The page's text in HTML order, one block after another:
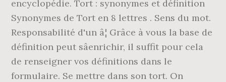
encyclopédie. Tort : synonymes et définition
Synonymes de Tort en 8 lettres . Sens du mot.
Responsabilité d'un â¦ Grâce à vous la base de
définition peut sâenrichir, il suffit pour cela
de renseigner vos définitions dans le
formulaire. Se mettre dans son tort. On